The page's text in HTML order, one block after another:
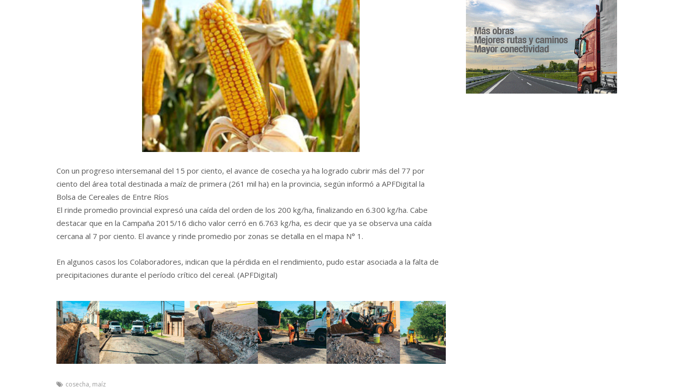
Con un progreso intersemanal del 15 por ciento, el avance de cosecha ya ha logrado cubrir más del 77 por
ciento del área total destinada a maíz de primera (261 mil ha) en la provincia, según informó a APFDigital la
Bolsa de Cereales de Entre Ríos
El rinde promedio provincial expresó una caída del orden de los 200 kg/ha, finalizando en 6.300 kg/ha. Cabe
destacar que en la Campaña 2015/16 dicho valor cerró en 6.763 kg/ha, es decir que ya se observa una caída
cercana al 7 por ciento. El avance y rinde promedio por zonas se detalla en el mapa N° 1.
En algunos casos los Colaboradores, indican que la pérdida en el rendimiento, pudo estar asociada a la falta de
precipitaciones durante el período crítico del cereal. (APFDigital)
cosecha, maíz